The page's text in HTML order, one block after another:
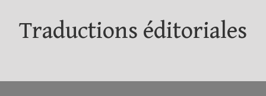
Traductions éditoriales